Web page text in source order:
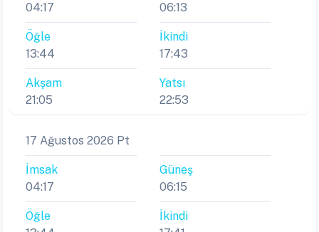
04:17
06:13
Öğle
13:44
İkindi
17:43
Akşam
21:05
Yatsı
22:53
17 Ağustos 2026 Pt
İmsak
04:17
Güneş
06:15
Öğle
İkindi